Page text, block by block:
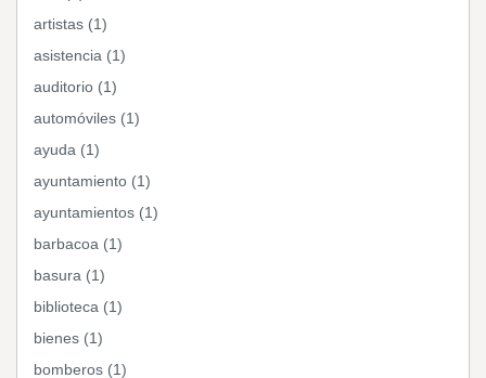
artistas (1)
asistencia (1)
auditorio (1)
automóviles (1)
ayuda (1)
ayuntamiento (1)
ayuntamientos (1)
barbacoa (1)
basura (1)
biblioteca (1)
bienes (1)
bomberos (1)